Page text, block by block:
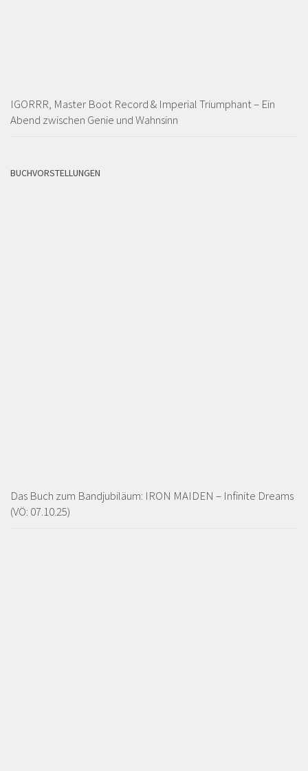
IGORRR, Master Boot Record & Imperial Triumphant – Ein
Abend zwischen Genie und Wahnsinn
BUCHVORSTELLUNGEN
Das Buch zum Bandjubiläum: IRON MAIDEN – Infinite Dreams
(VÖ: 07.10.25)